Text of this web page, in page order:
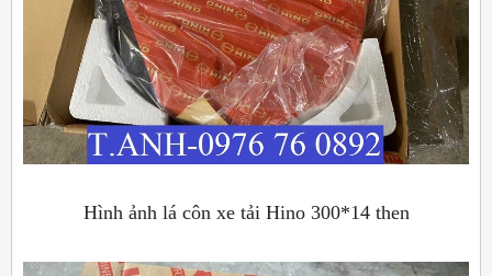
Hình ảnh lá côn xe tải Hino 300*14 then